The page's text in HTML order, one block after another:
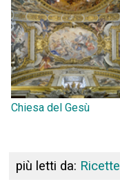
Chiesa del Gesù
più letti da: Ricette